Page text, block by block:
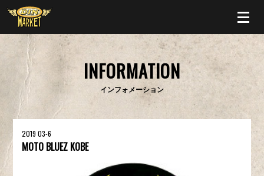
INFORMATION
インフォメーション
2019 03-6
MOTO BLUEZ KOBE